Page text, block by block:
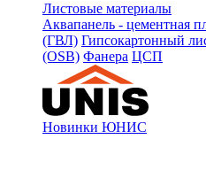
Листовые материалы
Аквапанель - цементная
(ГВЛ) Гипсокартонный
(OSB) Фанера ЦСП
Новинки ЮНИС